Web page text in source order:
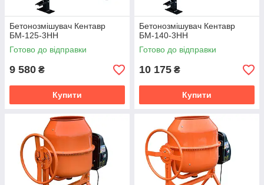
Бетонозмішувач Кентавр
БМ-125-3НН
Готово до відправки
9 580 ₴
Купити
Бетонозмішувач Кентавр
БМ-140-3НН
Готово до відправки
10 175 ₴
Купити